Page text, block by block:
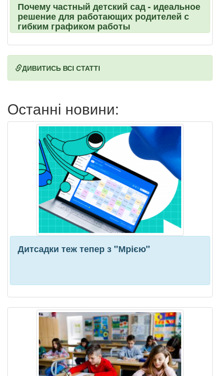
Почему частный детский сад - идеальное
решение для работающих родителей с
гибким графиком работы
ДИВИТИСЬ ВСІ СТАТТІ
Останні новини:
Дитсадки теж тепер з "Мрією"